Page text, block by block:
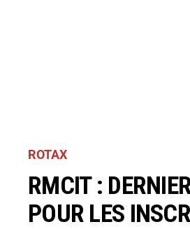
ROTAX
RMCIT :
POUR LES